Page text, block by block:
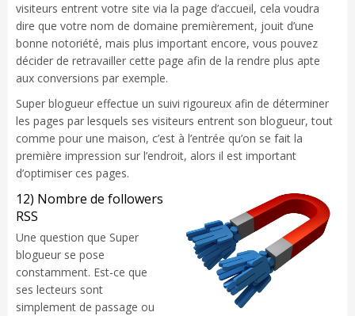
visiteurs entrent votre site via la page d’accueil, cela voudra
dire que votre nom de domaine premièrement, jouit d’une
bonne notoriété, mais plus important encore, vous pouvez
décider de retravailler cette page afin de la rendre plus apte
aux conversions par exemple.
Super blogueur effectue un suivi rigoureux afin de déterminer
les pages par lesquels ses visiteurs entrent son blogueur, tout
comme pour une maison, c’est à l’entrée qu’on se fait la
première impression sur l’endroit, alors il est important
d’optimiser ces pages.
12) Nombre de followers
RSS
Une question que Super
blogueur se pose
constamment. Est-ce que
ses lecteurs sont
simplement de passage ou